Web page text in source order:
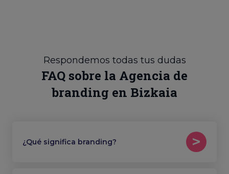
Respondemos todas tus dudas
FAQ sobre la Agencia de
branding en Bizkaia
¿Qué significa branding?